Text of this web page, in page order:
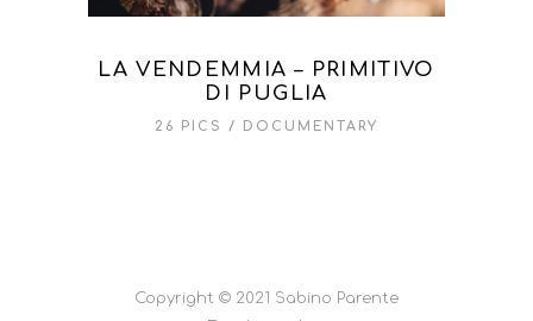
LA VENDEMMIA – PRIMITIVO
DI PUGLIA
26 PICS DOCUMENTARY
Copyright © 2021 Sabino Parente